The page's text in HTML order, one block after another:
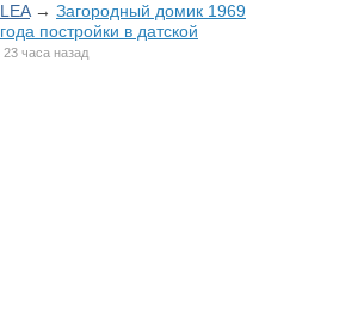
LEA→ Загородный домик 1969
года постройки в датской
23 часа назад